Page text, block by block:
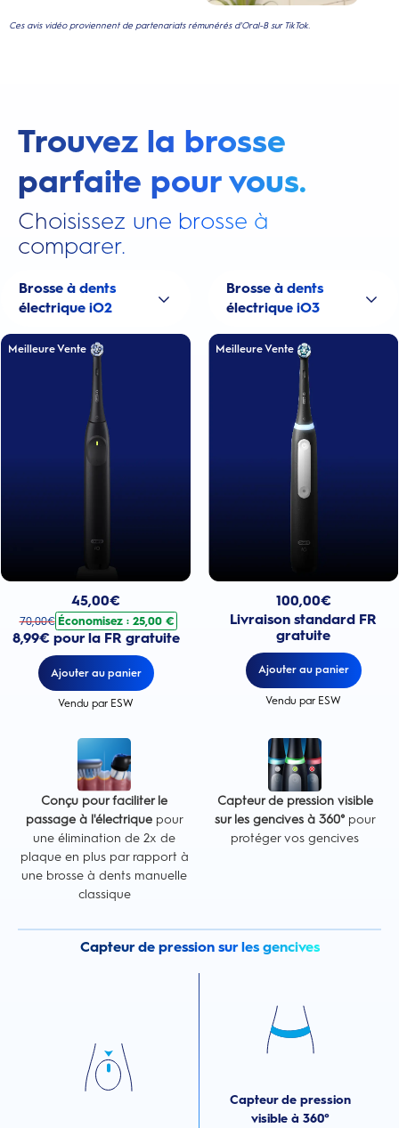
Ces avis vidéo proviennent de partenariats rémunérés d'Oral-B sur TikTok.
Trouvez la brosse
parfaite pour vous.
Choisissez une brosse à
comparer.
Brosse à dents
électrique iO2
Meilleure Vente
45,00€
70,00€ Économisez : 25,00 €
8,99€ pour la FR gratuite
Ajouter au panier
Vendu par ESW
Brosse à dents
électrique iO3
Meilleure Vente
100,00€
Livraison standard FR
gratuite
Ajouter au panier
Vendu par ESW
Conçu pour faciliter le
passage à l'électriquepour
une élimination de 2x de
plaque en plus par rapport à
une brosse à dents manuelle
classique
Capteur de pression visible
sur les gencives à 360°pour
protéger vos gencives
Capteur de pression sur les gencives
Capteur de pression
visible à 360°